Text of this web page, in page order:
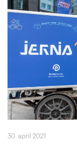
30. april 2021